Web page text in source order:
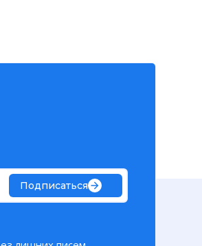
Подписаться